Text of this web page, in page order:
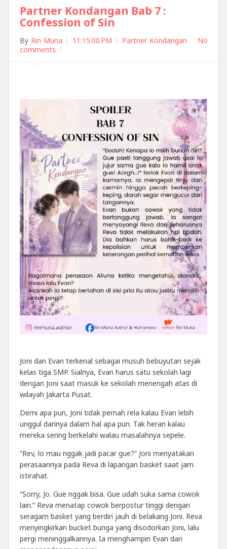
Partner Kondangan Bab 7 :
Confession of Sin
By Rin Muna 11:15:00 PM Partner Kondangan
No
comments
Joni dan Evan terkenal sebagai musuh bebuyutan sejak
kelas tiga SMP. Sialnya, Evan harus satu sekolah lagi
dengan Joni saat masuk ke sekolah menengah atas di
wilayah Jakarta Pusat.
Demi apa pun, Joni tidak pernah rela kalau Evan lebih
unggul darinya dalam hal apa pun. Tak heran kalau
mereka sering berkelahi walau masalahnya sepele.
“Rev, lo mau nggak jadi pacar gue?” Joni menyatakan
perasaannya pada Reva di lapangan basket saat jam
istirahat.
“Sorry, Jo. Gue nggak bisa. Gue udah suka sama cowok
lain.” Reva menatap cowok berpostur tinggi dengan
seragam basket yang berdiri jauh di belakang Joni. Reva
menyingkirkan bucket bunga yang disodorkan Joni, lalu
pergi meninggalkannya. Ia menghampiri Evan dan